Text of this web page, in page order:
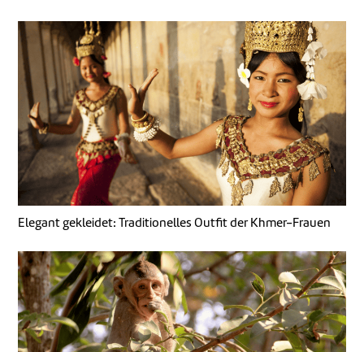
Elegant gekleidet: Traditionelles Outfit der Khmer-Frauen